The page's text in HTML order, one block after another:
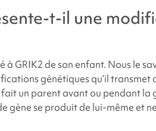
t-il une
à GRIK2 de son enfant. Nous le
génétiques qu’il transmet
un parent avant ou pendant la
gène se produit de lui-même et